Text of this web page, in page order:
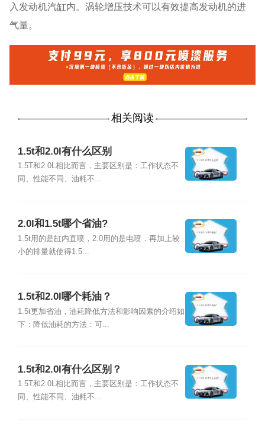
入发动机汽缸内。涡轮增压技术可以有效提高发动机的进
气量。
相关阅读
1.5t和2.0l有什么区别
1.5T和2.0L相比而言，主要区别是：工作状态不
同、性能不同、油耗不...
2.0l和1.5t哪个省油?
1.5t用的是缸内直喷，2.0用的是电喷，再加上较
小的排量就使得1.5...
1.5t和2.0l哪个耗油？
1.5t更加省油，油耗降低方法和影响因素的介绍如
下：降低油耗的方法：可...
1.5t和2.0l有什么区别？
1.5T和2.0L相比而言，主要区别是：工作状态不
同、性能不同、油耗不...